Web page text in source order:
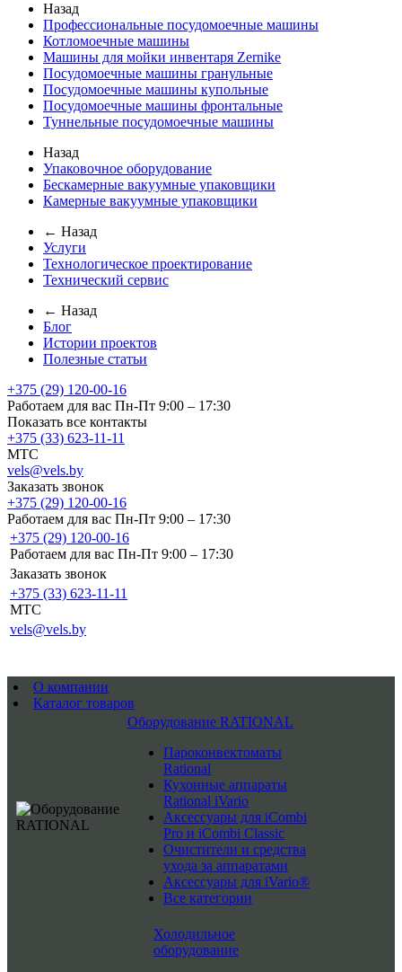
Назад
Профессиональные посудомоечные машины
Котломоечные машины
Машины для мойки инвентаря Zernike
Посудомоечные машины гранульные
Посудомоечные машины купольные
Посудомоечные машины фронтальные
Туннельные посудомоечные машины
Назад
Упаковочное оборудование
Бескамерные вакуумные упаковщики
Камерные вакуумные упаковщики
← Назад
Услуги
Технологическое проектирование
Технический сервис
← Назад
Блог
Истории проектов
Полезные статьи
+375 (29) 120-00-16
Работаем для вас Пн-Пт 9:00 – 17:30
Показать все контакты
+375 (33) 623-11-11
MTC
vels@vels.by
Заказать звонок
+375 (29) 120-00-16
Работаем для вас Пн-Пт 9:00 – 17:30
+375 (29) 120-00-16
Работаем для вас Пн-Пт 9:00 – 17:30
Заказать звонок
+375 (33) 623-11-11
MTC
vels@vels.by
О компании
Каталог товаров
Оборудование RATIONAL
Пароконвектоматы
Rational
Кухонные аппараты
Rational iVario
Аксессуары для iCombi
Pro и iCombi Classic
Очистители и средства
ухода за аппаратами
Аксессуары для iVario®
Все категории
Холодильное
оборудование